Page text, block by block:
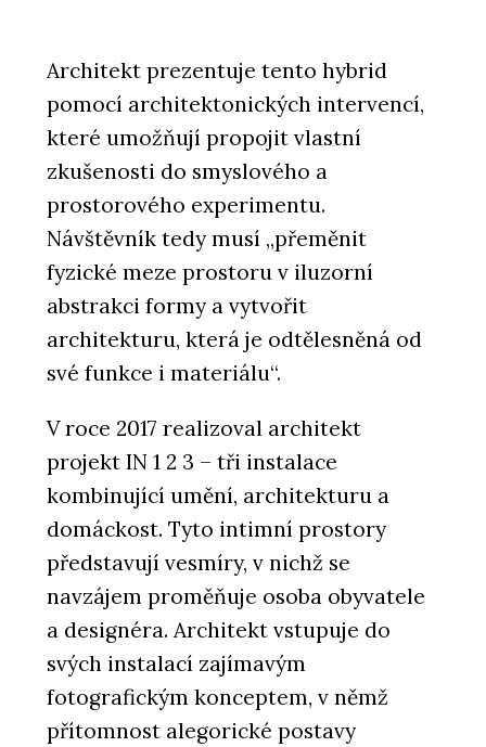
Architekt prezentuje tento hybrid
pomocí architektonických intervencí,
které umožňují propojit vlastní
zkušenosti do smyslového a
prostorového experimentu.
Návštěvník tedy musí „přeměnit
fyzické meze prostoru v iluzorní
abstrakci formy a vytvořit
architekturu, která je odtělesněná od
své funkce i materiálu“.
V roce 2017 realizoval architekt
projekt IN 1 2 3 – tři instalace
kombinující umění, architekturu a
domáckost. Tyto intimní prostory
představují vesmíry, v nichž se
navzájem proměňuje osoba obyvatele
a designéra. Architekt vstupuje do
svých instalací zajímavým
fotografickým konceptem, v němž
přítomnost alegorické postavy